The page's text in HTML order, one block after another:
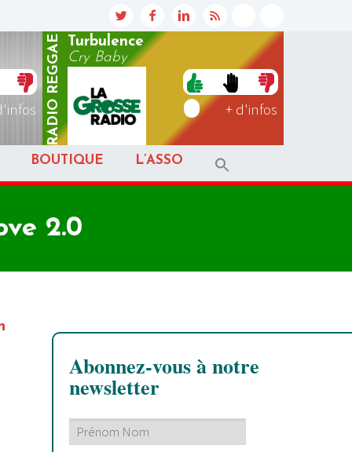
RADIO
REGGAE
Turbulence
Cry Baby
+ d'infos
BOUTIQUE L’ASSO
2.0
Abonnez-vous à notre
newsletter